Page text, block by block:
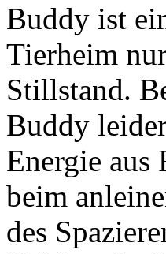
Buddy ist
Tierheim
Stillstand.
Buddy
Energie aus
beim
des